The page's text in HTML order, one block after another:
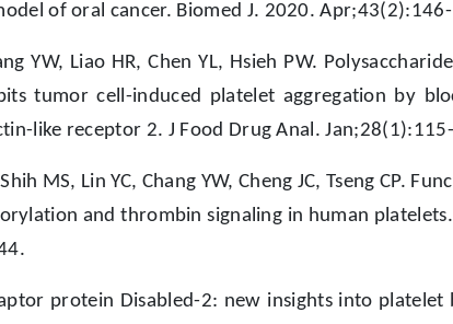
of oral cancer. Biomed J. 2020.
YW, Liao HR, Chen YL, Hsieh PW.
tumor cell-induced platelet aggregation by
like receptor 2. J Food Drug Anal.
MS, Lin YC, Chang YW, Cheng JC, Tseng CP.
and thrombin signaling in human
protein Disabled-2: new insights into